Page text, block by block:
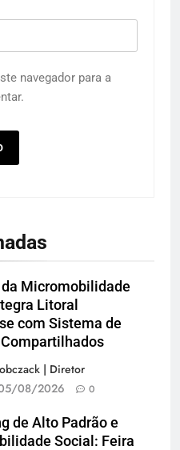
navegador para a
da Micromobilidade
Litoral
com Sistema de
| Diretor
08/2026 0
de Alto Padrão e
Social: Feira